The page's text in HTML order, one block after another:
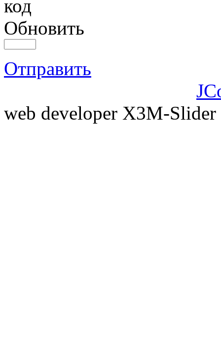
Обновить
Отправить
web developer X3M-Slider